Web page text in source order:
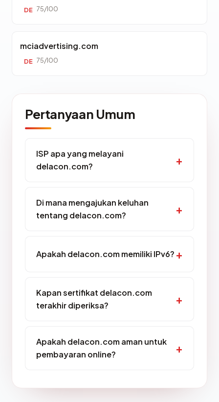
DE 75/100
mciadvertising.com
DE 75/100
Pertanyaan Umum
ISP apa yang melayani
delacon.com?
Di mana mengajukan keluhan
tentang delacon.com?
Apakah delacon.com memiliki IPv6?
Kapan sertifikat delacon.com
terakhir diperiksa?
Apakah delacon.com aman untuk
pembayaran online?